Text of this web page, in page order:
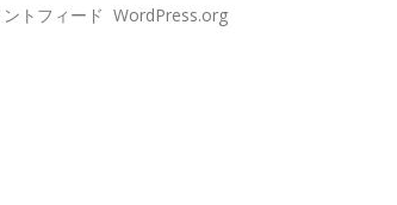
ントフィード WordPress.org